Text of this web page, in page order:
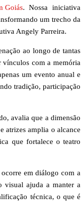
Goiás. Nossa iniciativa
um trecho da
Angely Parreira.
ao longo de tantas
vínculos com a memória
um evento anual e
tradição, participação
avalia que a dimensão
atrizes amplia o alcance
que fortalece o teatro
em diálogo com a
visual ajuda a manter a
técnica, o que é